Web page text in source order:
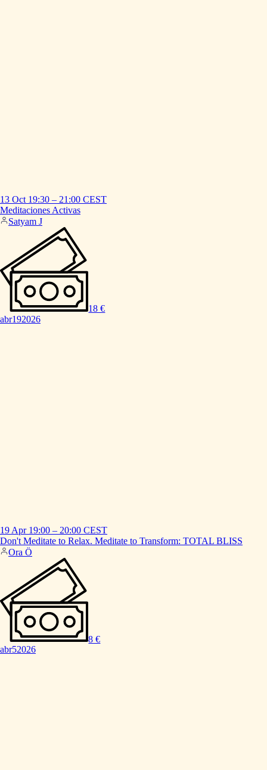
13 Oct 19:30 – 21:00 CEST
MeditacionesActivas
Satyam J
18 €
abr192026
19 Apr 19:00 – 20:00 CEST
Don't Meditate to Relax. Meditate to Transform: TOTAL BLISS
Ora Ö
8 €
abr52026